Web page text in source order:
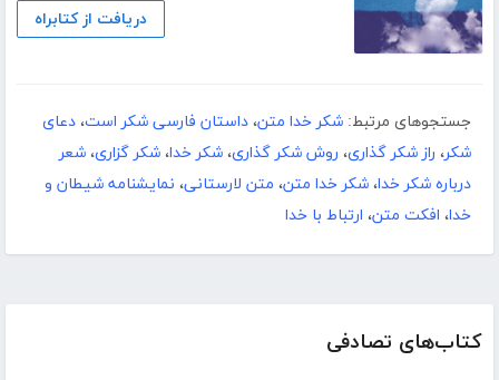
کتاب‌های تصادفی
دریافت از کتابراه
جستجوهای مرتبط: شکر خدا متن، داستان فارسی شکر است، دعای
شکر، راز شکر گذاری، روش شکر گذاری، شکر خدا، شکر گزاری، شعر
درباره شکر خدا، شکر خدا متن، متن لارستانی، نمایشنامه شیطان و
خدا، افکت متن، ارتباط با خدا